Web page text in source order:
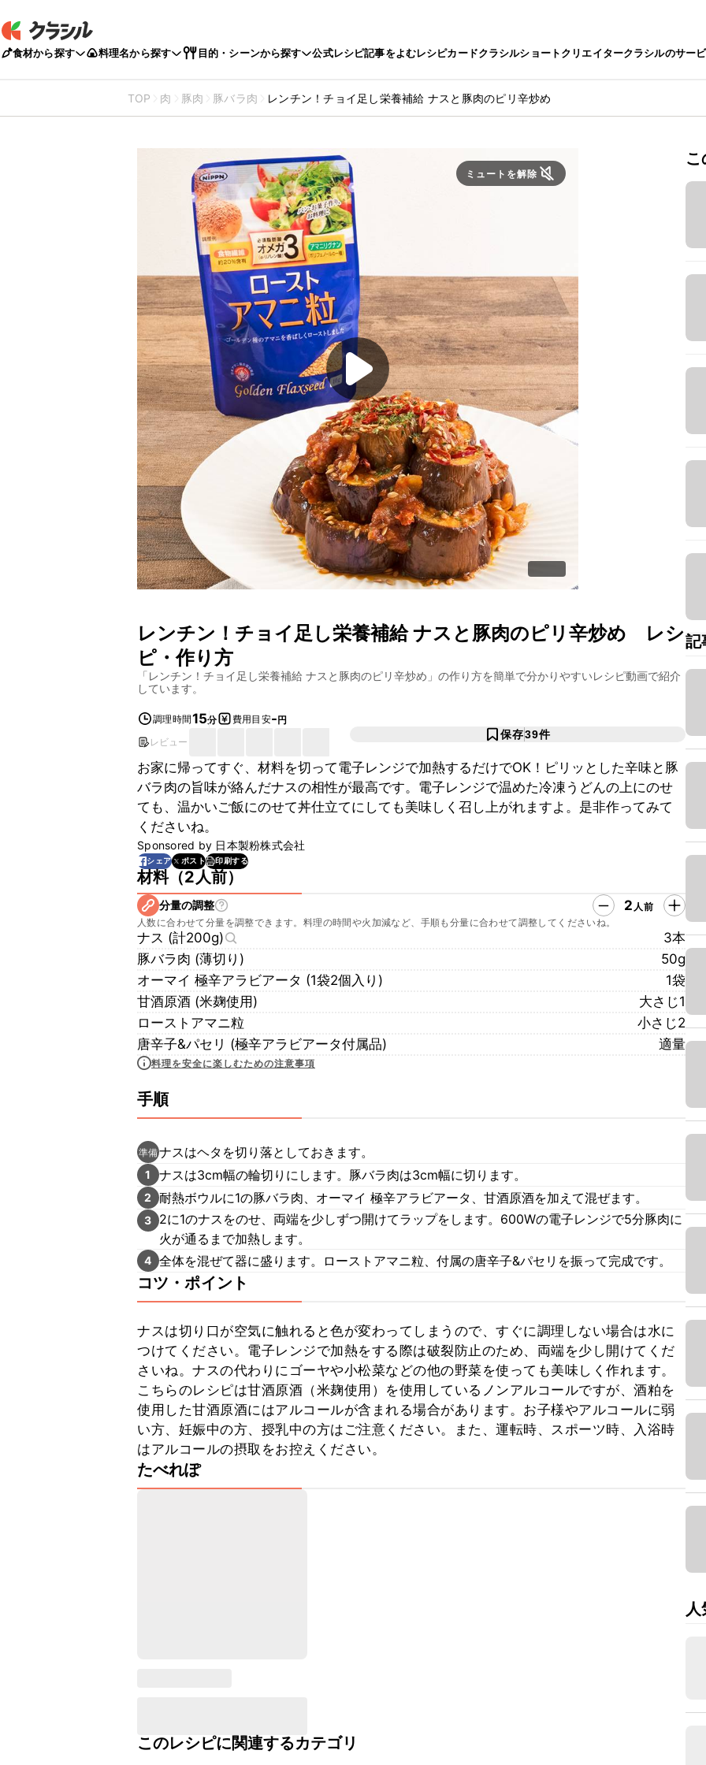
食材から探す 料理名から探す 目的・シーンから探す 公式レシピ記事をよむレシピカードクラシルショートクリエイタークラシルのサー
TOP 肉 豚肉 豚バラ肉 レンチン！チョイ足し栄養補給 ナスと豚肉のピリ辛炒め
ミュートを解除
レンチン！チョイ足し栄養補給 ナスと豚肉のピリ辛炒め レシ
ピ・作り方
「レンチン！チョイ足し栄養補給 ナスと豚肉のピリ辛炒め 」の作り方を簡単で分かりやすいレシピ動画で紹介
しています。
調理時間15分 費用目安-円
レビュー
保存39件
お家に帰ってすぐ、材料を切って電子レンジで加熱するだけでOK！ピリッとした辛味と豚
バラ肉の旨味が絡んだナスの相性が最高です。電子レンジで温めた冷凍うどんの上にのせ
ても、温かいご飯にのせて丼仕立てにしても美味しく召し上がれますよ。是非作ってみて
くださいね。
Sponsored by 日本製粉株式会社
シェア ポスト 印刷する
材料（2人前）
分量の調整 2 人前
人数に合わせて分量を調整できます。料理の時間や火加減など、手順も分量に合わせて調整してくださいね。
ナス (計200g)
3本
豚バラ肉 (薄切り)
50g
オーマイ 極辛アラビアータ (1袋2個入り)
1袋
甘酒原酒 (米麹使用)
大さじ1
ローストアマニ粒
小さじ2
唐辛子&パセリ (極辛アラビアータ付属品)
適量
料理を安全に楽しむための注意事項
手順
準備ナスはヘタを切り落としておきます。
1 ナスは3cm幅の輪切りにします。豚バラ肉は3cm幅に切ります。
2 耐熱ボウルに1の豚バラ肉、オーマイ 極辛アラビアータ、甘酒原酒を加えて混ぜます。
3
2に1のナスをのせ、両端を少しずつ開けてラップをします。600Wの電子レンジで5分豚肉に
火が通るまで加熱します。
4 全体を混ぜて器に盛ります。ローストアマニ粒、付属の唐辛子&パセリを振って完成です。
コツ・ポイント
ナスは切り口が空気に触れると色が変わってしまうので、すぐに調理しない場合は水に
つけてください。電子レンジで加熱をする際は破裂防止のため、両端を少し開けてくだ
さいね。ナスの代わりにゴーヤや小松菜などの他の野菜を使っても美味しく作れます。
こちらのレシピは甘酒原酒（米麹使用）を使用しているノンアルコールですが、酒粕を
使用した甘酒原酒にはアルコールが含まれる場合があります。お子様やアルコールに弱
い方、妊娠中の方、授乳中の方はご注意ください。また、運転時、スポーツ時、入浴時
はアルコールの摂取をお控えください。
たべれぽ
このレシピに関連するカテゴリ
記